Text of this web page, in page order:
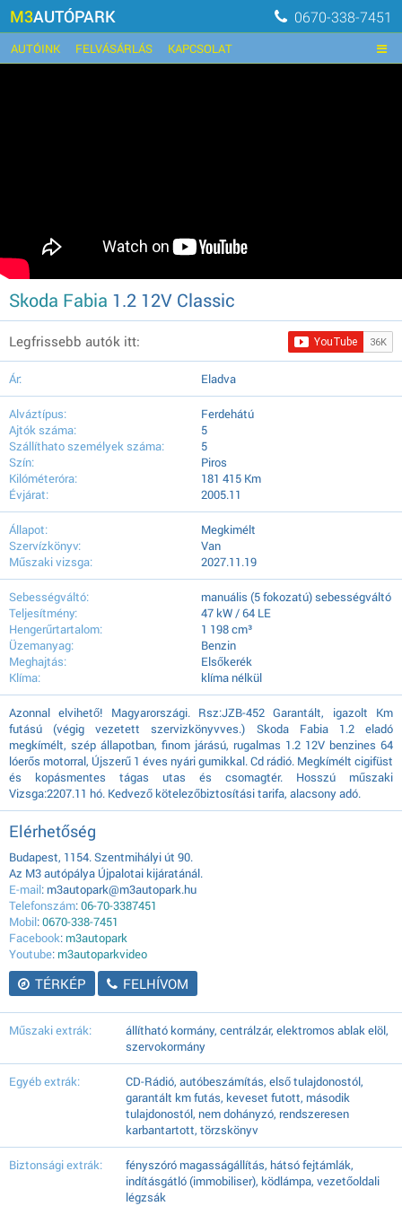
M3AUTÓPARK 0670-338-7451
AUTÓINK FELVÁSÁRLÁS KAPCSOLAT
Skoda Fabia 1.2 12V Classic
Legfrissebb autók itt:
Ár: Eladva
Alváztípus:
Ferdehátú
Ajtók száma:
5
Szállíthato személyek száma:
5
Szín:
Piros
Kilóméteróra:
181 415 Km
Évjárat:
2005.11
Állapot:
Megkimélt
Szervízkönyv:
Van
Műszaki vizsga:
2027.11.19
Sebességváltó:
manuális (5 fokozatú) sebességváltó
Teljesítmény:
47 kW / 64 LE
Hengerűrtartalom:
1 198 cm³
Üzemanyag:
Benzin
Meghajtás:
Elsőkerék
Klíma:
klíma nélkül
Azonnal elvihető! Magyarországi. Rsz:JZB-452 Garantált, igazolt Km
futású (végig vezetett szervizkönyvves.) Skoda Fabia 1.2 eladó
megkímélt, szép állapotban, finom járású, rugalmas 1.2 12V benzines 64
lóerős motorral, Újszerű 1 éves nyári gumikkal. Cd rádió. Megkímélt cigifüst
és kopásmentes tágas utas és csomagtér. Hosszú műszaki
Vizsga:2207.11 hó. Kedvező kötelezőbiztosítási tarifa, alacsony adó.
Elérhetőség
Budapest, 1154. Szentmihályi út 90.
Az M3 autópálya Újpalotai kijáratánál.
E-mail: m3autopark@m3autopark.hu
Telefonszám:06-70-3387451
Mobil:0670-338-7451
Facebook: m3autopark
Youtube: m3autoparkvideo
TÉRKÉP FELHÍVOM
Műszaki extrák:
állítható kormány, centrálzár, elektromos ablak elöl,
szervokormány
Egyéb extrák:
CD-Rádió, autóbeszámítás, első tulajdonostól,
garantált km futás, keveset futott, második
tulajdonostól, nem dohányzó, rendszeresen
karbantartott, törzskönyv
Biztonsági extrák:
fényszóró magasságállítás, hátsó fejtámlák,
indításgátló (immobiliser), ködlámpa, vezetőoldali
légzsák